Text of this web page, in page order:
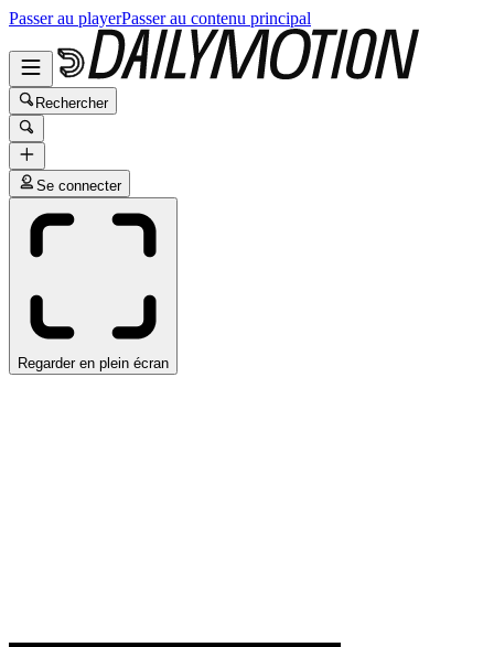
Passer au playerPasser au contenu principal
Rechercher
Se connecter
Regarder en plein écran